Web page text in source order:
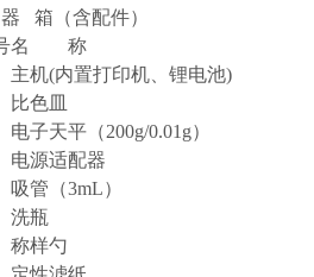
箱（含配件）
名 称
主机(内置打印机、锂电池)
比色皿
电子天平（200g/0.01g）
电源适配器
吸管（3mL）
洗瓶
称样勺